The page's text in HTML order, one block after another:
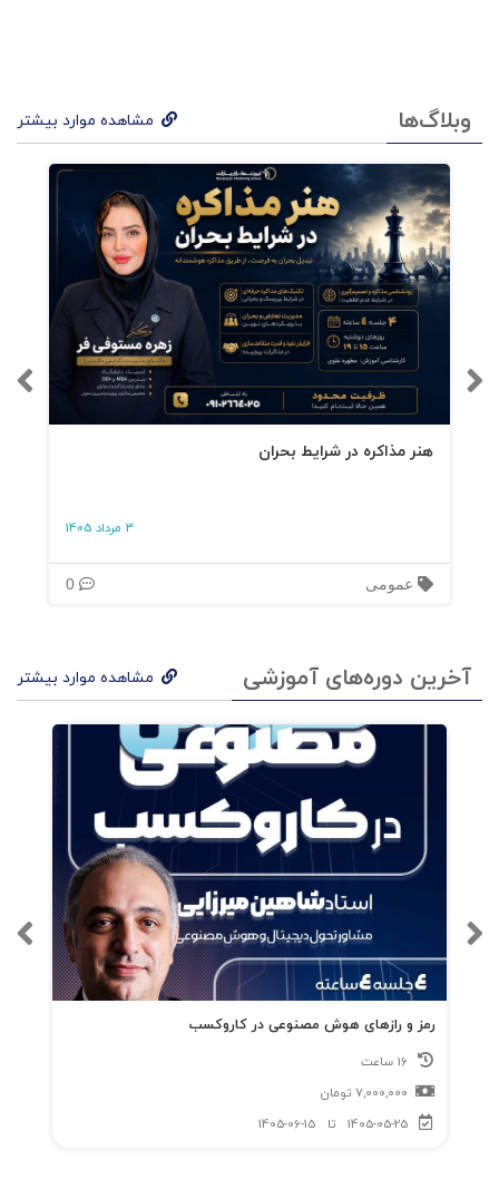
وبلاگ‌ها مشاهده موارد بیشتر
هنر مذاکره در شرایط بحران
3 مرداد 1405
عمومی
آخرین دوره‌های آموزشی مشاهده موارد بیشتر
رمز و رازهای هوش مصنوعی در کاروکسب
7,000,000 تومان
1405-05-25
تا 1405-06-15